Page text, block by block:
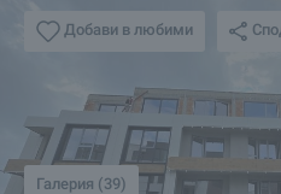
Добави в любими
Галерия (39)